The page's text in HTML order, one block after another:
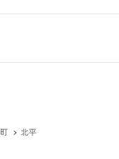
北平